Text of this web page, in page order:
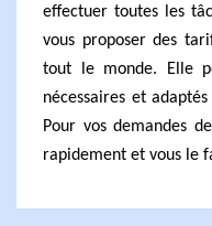
effectuer toutes les
vous proposer des
tout le monde. Elle
nécessaires et
Pour vos demandes
rapidement et vous le